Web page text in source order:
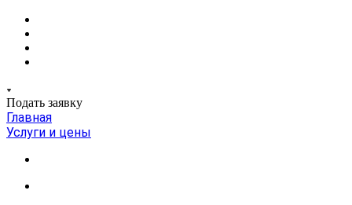
Подать заявку
Главная
Услуги и цены